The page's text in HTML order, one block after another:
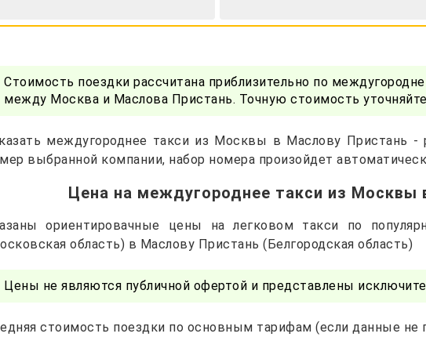
Стоимость поездки рассчитана приблизительно по
между Москва и Маслова Пристань. Точную стоимость
междугороднее такси из Москвы в Маслову Пристань -
выбранной компании, набор номера произойдет
Цена на междугороднее такси из Москвы
ориентировачные цены на легковом такси по
область) в Маслову Пристань (Белгородская область)
Цены не являются публичной офертой и представлены
стоимость поездки по основным тарифам (если данные не